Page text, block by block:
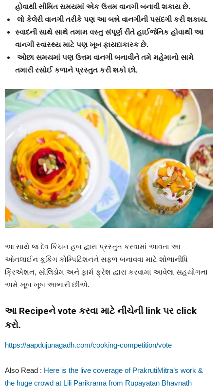
હોવાથી સીમિત સમયમાં એક ઉત્તમ વાનગી બનાવી શકાય છે.
લો કેલેરી વાનગી તરીકે પણ આ બન્ને વાનગીની પસંદગી કરી શકાય.
સ્વાદની સાથે સાથે તમામ વસ્તુ સંપૂર્ણ રીતે હાઈજેનિક હોવાથી આ
વાનગી સ્વાસ્થ્ય માટે પણ ખૂબ ફાયદાકારક છે.
ઓછા સમયમાં પણ ઉત્તમ વાનગી બનાવીને તમે મહેમાનો સામે
તમારી રસોઈ કળાને પ્રસ્તુત કરી શકો છો.
આ સાથે જ દેવ કિચન હબ દ્વારા પ્રસ્તુત કરવામાં આવતા આ
ઓનલાઈન કૂકિંગ કોમ્પિટિશનને સફળ બનાવવા માટે શોભાનીધિ
ક્રિએશન, સોલિડોમ અને ફાર્મ ફ્રેશ દ્વારા કરવામાં આવેલા સહયોગના
અમે ખૂબ ખૂબ આભારી છીએ.
આ Recipeને vote કરવા માટે નીચેની link પર click
કરો.
https://aapdujunagadh.com/cooking-competition/vote
Also Read : Here is the live coverage of PrakrutiMitra’s work &
the huge crowd at Lili Parikrama from Rupayatan Bhavnath